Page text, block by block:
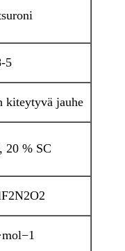
5
kiteytyvä jauhe
20 % SC